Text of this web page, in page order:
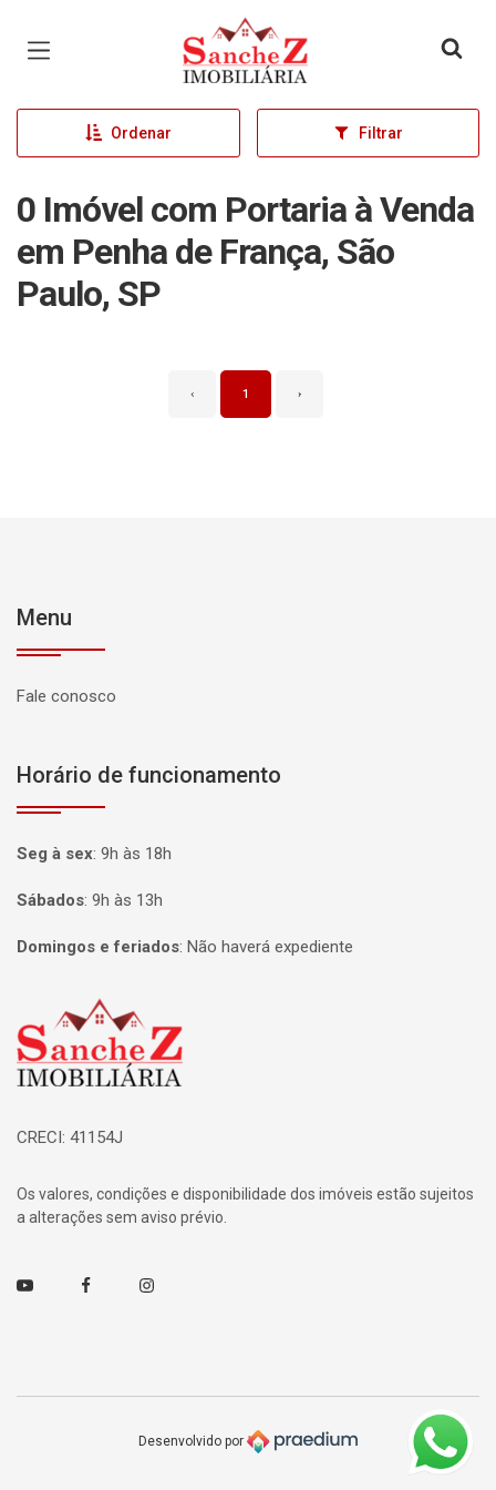
Página inicial
Ordenar Filtrar
0 Imóvel com Portaria à Venda
em Penha de França, São
Paulo, SP
‹ 1 ›
Menu
Fale conosco
Horário de funcionamento
Seg à sex: 9h às 18h
Sábados: 9h às 13h
Domingos e feriados: Não haverá expediente
Página inicial
CRECI: 41154J
Os valores, condições e disponibilidade dos imóveis estão sujeitos
a alterações sem aviso prévio.
Youtube FacebookInstagram
Desenvolvido por